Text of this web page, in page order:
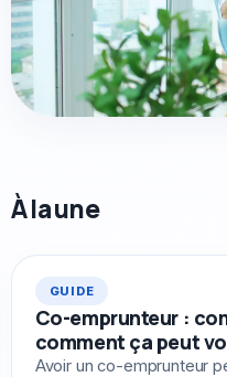
À la une
À LA UNE
GUIDE
Co-emprunteur :
comment ça peut
Avoir un co-emprunteur